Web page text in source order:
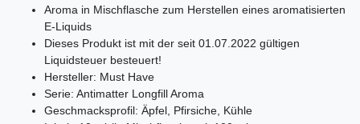
Aroma in Mischflasche zum Herstellen eines aromatisierten
E-Liquids
Dieses Produkt ist mit der seit 01.07.2022 gültigen
Liquidsteuer besteuert!
Hersteller: Must Have
Serie: Antimatter Longfill Aroma
Geschmacksprofil: Äpfel, Pfirsiche, Kühle